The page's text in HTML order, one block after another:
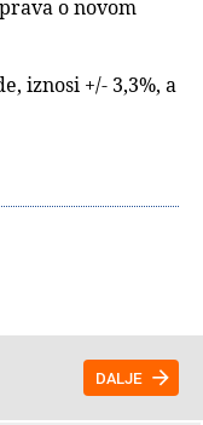
o novom
iznosi +/- 3,3%, a
DALJE